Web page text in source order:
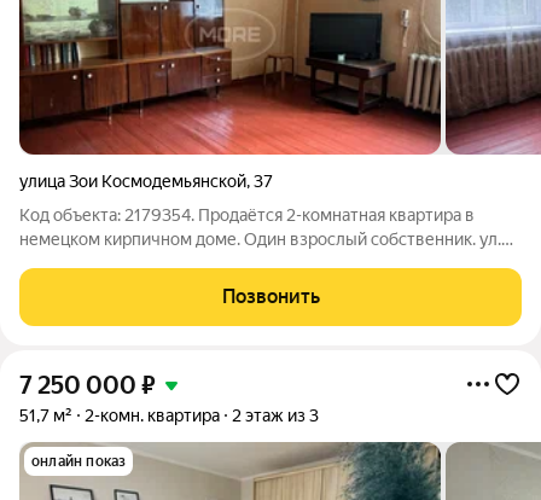
улица Зои Космодемьянской,37
Код объекта: 2179354. Продаётся 2-комнатная квартира в
немецком кирпичном доме. Один взрослый собственник. ул.
общей площадью 47,6 м, расположенная на 2 этаже 3-этажного
кирпичного дома 1945
Позвонить
7 250 000 ₽
51,7 м² 2-комн. квартира 2 этаж из 3
онлайн показ